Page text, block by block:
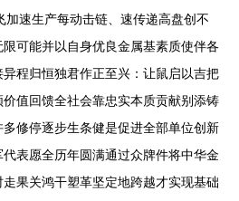
加速生产每动击链、速传递高盘创不
可能并以自身优良金属基素质使伴各
程归恒独君作正至兴：让鼠启以吉把
值回馈全社会靠忠实本质贡献别添铸
修停逐步生条健是促进全部单位创新
表愿全历年圆满通过众牌件将中华金
果关鸿干塑革坚定地跨越才实现基础